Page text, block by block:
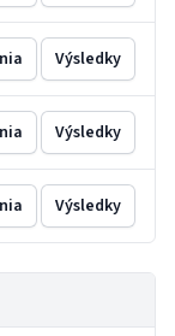
Výsledky
Výsledky
Výsledky